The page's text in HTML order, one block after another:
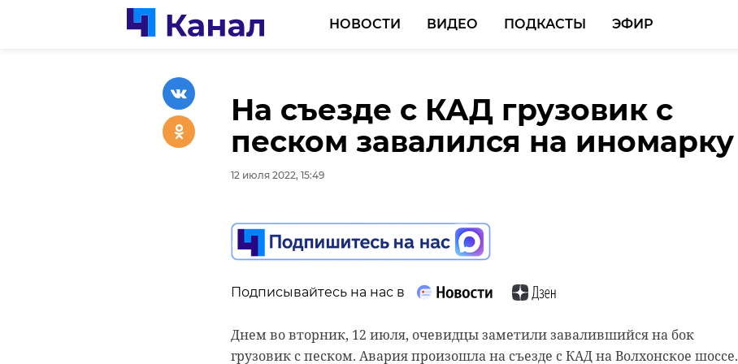
НОВОСТИ ВИДЕО ПОДКАСТЫ ЭФИР
На съезде с КАД грузовик с
песком завалился на иномарку
12 июля 2022, 15:49
Подписывайтесь на нас в
Днем во вторник, 12 июля, очевидцы заметили завалившийся на бок
грузовик с песком. Авария произошла на съезде с КАД на Волхонское шоссе.
На Киевском шоссе под
Гатчиной микроавтобус с
пассажирами врезался в
12 июля 2022, 15:32
Подписывайтесь на нас в
В деревне под Всеволожском
11-летнего мальчика покусал
алабай